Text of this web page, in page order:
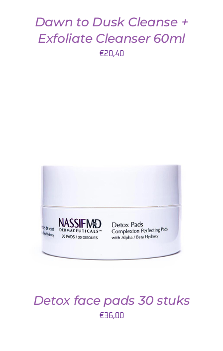
Dawn to Dusk Cleanse +
Exfoliate Cleanser 60ml
€20,40
Detox face pads 30 stuks
€36,00